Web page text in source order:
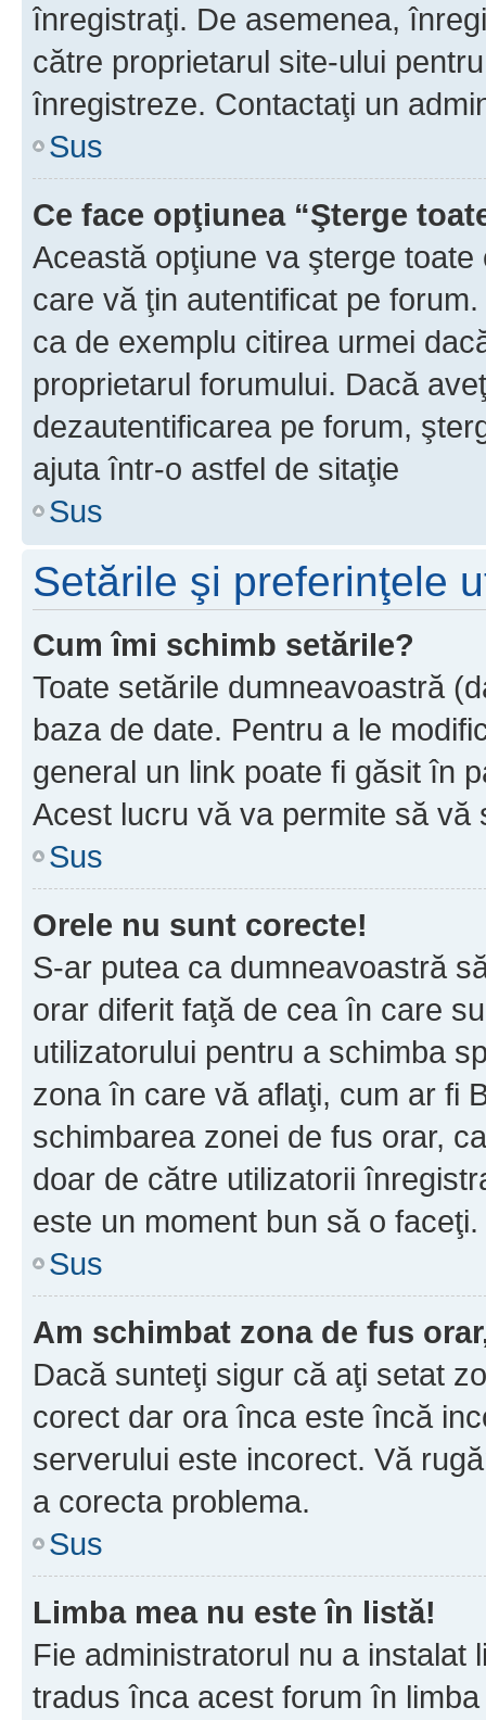
înregistraţi. De asemenea,
către proprietarul site-ului
înregistreze. Contactaţi un
Sus
Ce face opţiunea “Şterge
Această opţiune va şterge
care vă ţin autentificat pe
ca de exemplu citirea urmei
proprietarul forumului. Dacă
dezautentificarea pe forum,
ajuta într-o astfel de sitaţie
Sus
Setările şi preferinţele
Cum îmi schimb setările?
Toate setările dumneavoastră
baza de date. Pentru a le
general un link poate fi găsit în
Acest lucru vă va permite să vă
Sus
Orele nu sunt corecte!
S-ar putea ca dumneavoastră
orar diferit faţă de cea în care
utilizatorului pentru a schimba
zona în care vă aflaţi, cum ar fi
schimbarea zonei de fus orar,
doar de către utilizatorii
este un moment bun să o faceţi.
Sus
Am schimbat zona de fus
Dacă sunteţi sigur că aţi setat
corect dar ora înca este încă
serverului este incorect. Vă
a corecta problema.
Sus
Limba mea nu este în listă!
Fie administratorul nu a instalat
tradus înca acest forum în